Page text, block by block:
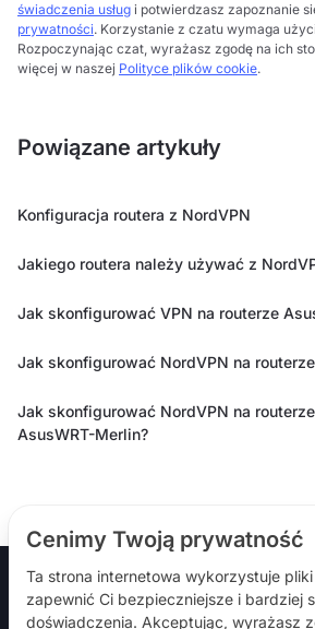
Cenimy Twoją prywatność
Ta strona internetowa wykorzystuje
zapewnić Ci bezpieczniejsze i bardziej
doświadczenia. Akceptując, wyrażasz
świadczenia usług i potwierdzasz zapoznanie
prywatności. Korzystanie z czatu wymaga
Rozpoczynając czat, wyrażasz zgodę na ich
więcej w naszej Polityce plików cookie.
Powiązane artykuły
Konfiguracja routera z NordVPN
Jakiego routera należy używać z
Jak skonfigurować VPN na routerze
Jak skonfigurować NordVPN na
Jak skonfigurować NordVPN na
AsusWRT-Merlin?